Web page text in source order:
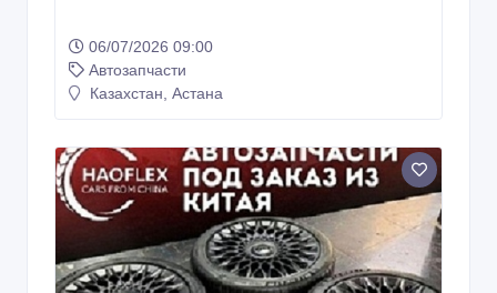
06/07/2026 09:00
Автозапчасти
Казахстан, Астана